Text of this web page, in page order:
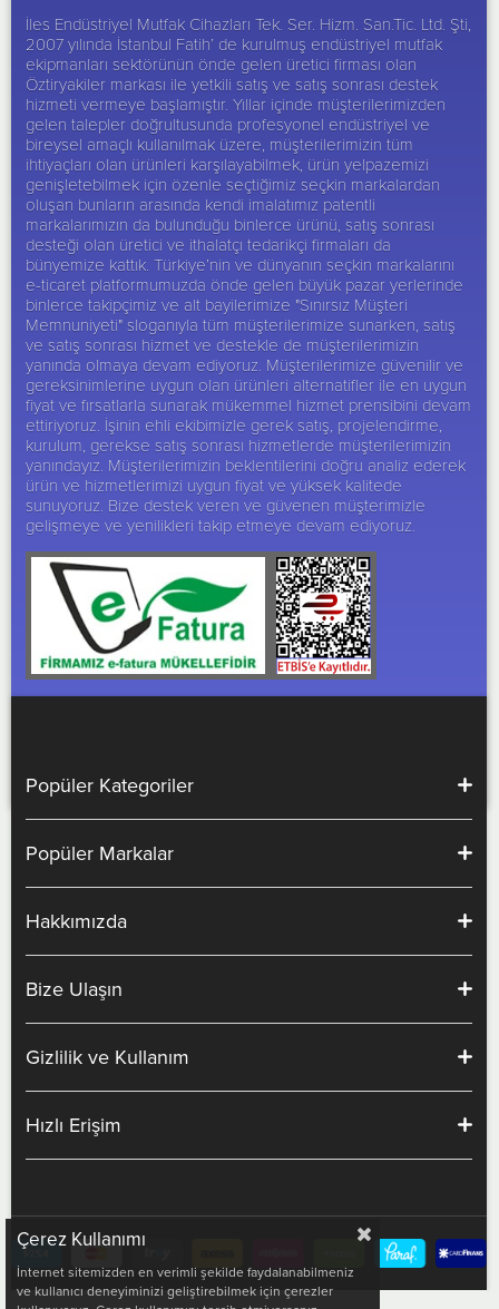
İles Endüstriyel Mutfak Cihazları Tek. Ser. Hizm. San.Tic. Ltd. Şti,
2007 yılında İstanbul Fatih’ de kurulmuş endüstriyel mutfak
ekipmanları sektörünün önde gelen üretici firması olan
Öztiryakilermarkası ile yetkili satış ve satış sonrası destek
hizmeti vermeye başlamıştır. Yıllar içinde müşterilerimizden
gelen talepler doğrultusunda profesyonel endüstriyel ve
bireysel amaçlı kullanılmak üzere, müşterilerimizin tüm
ihtiyaçları olan ürünleri karşılayabilmek, ürün yelpazemizi
genişletebilmek için özenle seçtiğimiz seçkin markalardan
oluşan bunların arasında kendi imalatımız patentli
markalarımızın da bulunduğu binlerce ürünü, satış sonrası
desteği olan üretici ve ithalatçı tedarikçi firmaları da
bünyemize kattık. Türkiye’nin ve dünyanın seçkin markalarını
e-ticaret platformumuzda önde gelen büyük pazar yerlerinde
binlerce takipçimiz ve alt bayilerimize "Sınırsız Müşteri
Memnuniyeti" sloganıyla tüm müşterilerimize sunarken, satış
ve satış sonrası hizmet ve destekle de müşterilerimizin
yanında olmaya devam ediyoruz. Müşterilerimize güvenilir ve
gereksinimlerine uygun olan ürünleri alternatifler ile en uygun
fiyat ve fırsatlarla sunarak mükemmel hizmet prensibini devam
ettiriyoruz. İşinin ehli ekibimizle gerek satış, projelendirme,
kurulum, gerekse satış sonrası hizmetlerde müşterilerimizin
yanındayız. Müşterilerimizin beklentilerini doğru analiz ederek
ürün ve hizmetlerimizi uygun fiyat ve yüksek kalitede
sunuyoruz. Bize destek veren ve güvenen müşterimizle
gelişmeye ve yenilikleri takip etmeye devam ediyoruz.
Popüler Kategoriler
Popüler Markalar
Hakkımızda
Bize Ulaşın
Gizlilik ve Kullanım
Hızlı Erişim
Çerez Kullanımı
İnternet sitemizden en verimli şekilde faydalanabilmeniz
ve kullanıcı deneyiminizi geliştirebilmek için çerezler